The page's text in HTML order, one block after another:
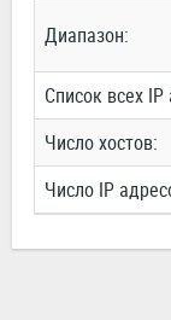
Диапазон:
Список всех IP
Число хостов:
Число IP